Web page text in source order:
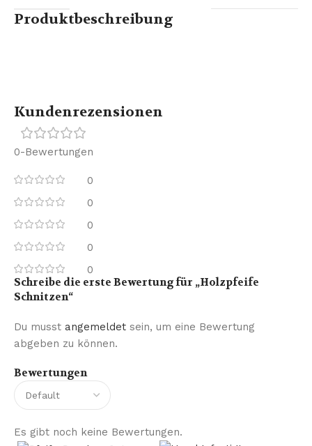
Produktbeschreibung
Kundenrezensionen
0-Bewertungen
0
0
0
0
0
Bewertungen
Es gibt noch keine Bewertungen.
Schreibe die erste Bewertung für „Holzpfeife
Schnitzen“
Du musst angemeldet sein, um eine Bewertung
abgeben zu können.